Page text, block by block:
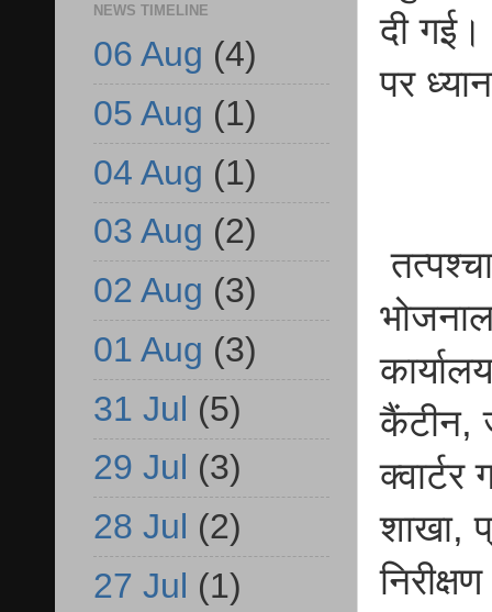
दी गई।
पर
कैंटीन,
शाखा,
NEWS TIMELINE
06 Aug (4)
05 Aug (1)
04 Aug (1)
03 Aug (2)
02 Aug (3)
01 Aug (3)
31 Jul (5)
29 Jul (3)
28 Jul (2)
27 Jul (1)